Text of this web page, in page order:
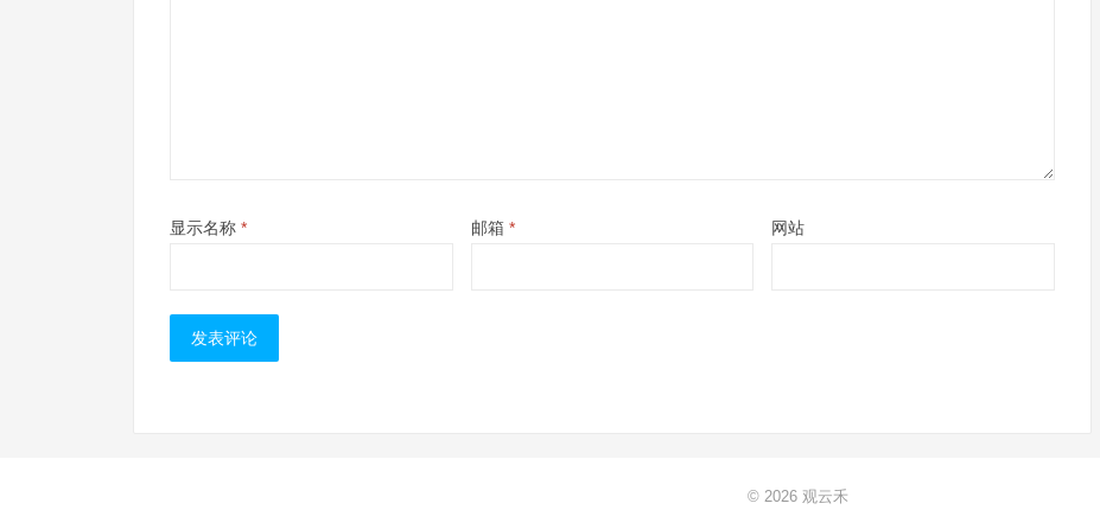
显示名称 * 邮箱 * 网站
© 2026 观云禾